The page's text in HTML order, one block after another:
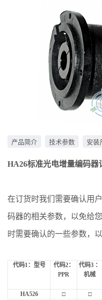
产品简介 技术参数 安装
HA26标准光电增量编码器
在订货时我们需要确认用
码器的相关参数，以免给
时需要确认的一些参数，
代码1：型号
代码2：
PPR
代码3 ：
机械
HA526 □ □